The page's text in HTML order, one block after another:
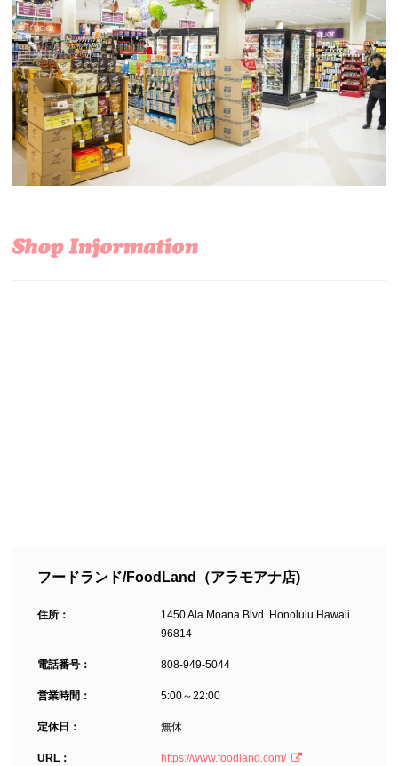
フードランド/FoodLand（アラモアナ店)
住所：
1450 Ala Moana Blvd. Honolulu Hawaii
96814
電話番号： 808-949-5044
営業時間： 5:00～22:00
定休日： 無休
URL： https://www.foodland.com/